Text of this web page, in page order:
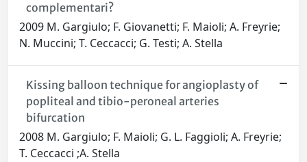
complementari?
2009 M. Gargiulo; F. Giovanetti; F. Maioli; A. Freyrie;
N. Muccini; T. Ceccacci; G. Testi; A. Stella
Kissing balloon technique for angioplasty of
popliteal and tibio-peroneal arteries
bifurcation
2008 M. Gargiulo; F. Maioli; G. L. Faggioli; A. Freyrie;
T. Ceccacci ;A. Stella